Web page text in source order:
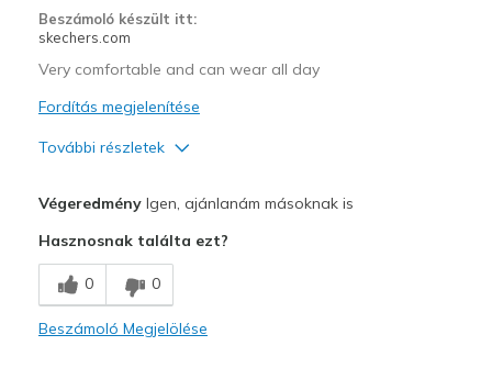
Beszámoló készült itt:
skechers.com
Very comfortable and can wear all day
Fordítás megjelenítése
További részletek
Stylish
Legjobb használat
Casual Wear
VégeredményIgen, ajánlanám másoknak is
Hasznosnak találta ezt?
0 0
Beszámoló Megjelölése